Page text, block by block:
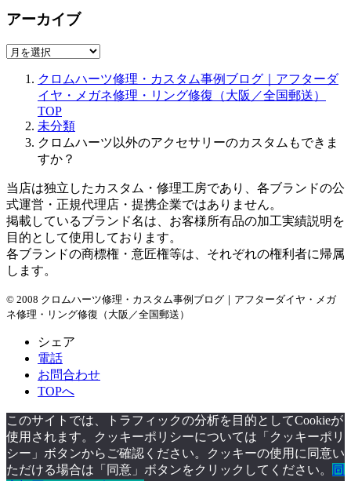
アーカイブ
ア
クロムハーツ修理・カスタム事例ブログ｜アフターダ
イヤ・メガネ修理・リング修復（大阪／全国郵送）
TOP
未分類
クロムハーツ以外のアクセサリーのカスタムもできま
すか？
当店は独立したカスタム・修理工房であり、各ブランドの公
式運営・正規代理店・提携企業ではありません。
掲載しているブランド名は、お客様所有品の加工実績説明を
目的として使用しております。
各ブランドの商標権・意匠権等は、それぞれの権利者に帰属
します。
© 2008 クロムハーツ修理・カスタム事例ブログ｜アフターダイヤ・メガ
ネ修理・リング修復（大阪／全国郵送）
シェア
電話
お問合わせ
TOPへ
このサイトでは、トラフィックの分析を目的としてCookieが
使用されます。クッキーポリシーについては「クッキーポリ
シー」ボタンからご確認ください。クッキーの使用に同意い
ただける場合は「同意」ボタンをクリックしてください。
同